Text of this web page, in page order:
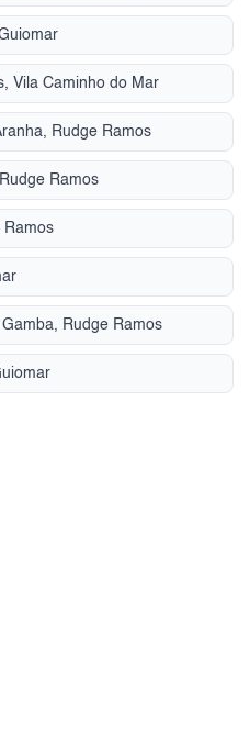
Vila Caminho do Mar
Rudge Ramos
Ramos
Ramos
Rudge Ramos